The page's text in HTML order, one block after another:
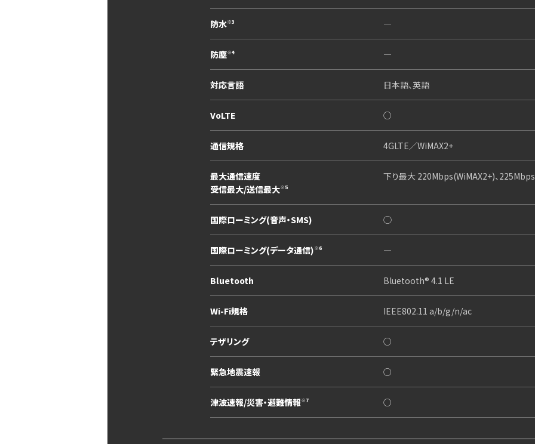
防水※3 ―
防塵※4 ―
対応言語 日本語、英語
VoLTE ○
通信規格 4GLTE／WiMAX2+
最大通信速度
受信最大/送信最大※5
下り最大 220Mbps(WiMAX2+)、
国際ローミング(音声・SMS) ◯
国際ローミング(データ通信)※6 ―
Bluetooth Bluetooth® 4.1 LE
Wi-Fi規格 IEEE802.11 a/b/g/n/ac
テザリング ○
緊急地震速報 ○
津波速報/災害・避難情報※7 ○